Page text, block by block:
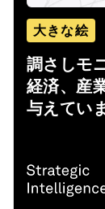
大きな絵
調さしモ
経済、産
与えてい